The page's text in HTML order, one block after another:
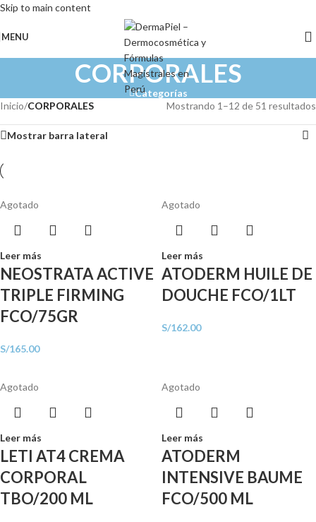
Skip to main content
MENU
CORPORALES
Categorías
Inicio/CORPORALES Mostrando 1–12 de 51 resultados
Mostrar barra lateral
Agotado
Leer más
NEOSTRATA ACTIVE
TRIPLE FIRMING
FCO/75GR
S/165.00
Agotado
Leer más
ATODERM HUILE DE
DOUCHE FCO/1LT
S/162.00
Agotado
Leer más
LETI AT4 CREMA
CORPORAL
TBO/200 ML
Agotado
Leer más
ATODERM
INTENSIVE BAUME
FCO/500 ML